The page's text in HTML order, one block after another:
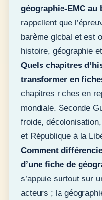
géographie-EMC au
rappellent que
barème global et est
histoire, géographie
Quels chapitres
transformer en
chapitres riches en
mondiale, Seconde
froide,
et République à la
Comment
d’une fiche de
s’appuie surtout sur
acteurs ; la